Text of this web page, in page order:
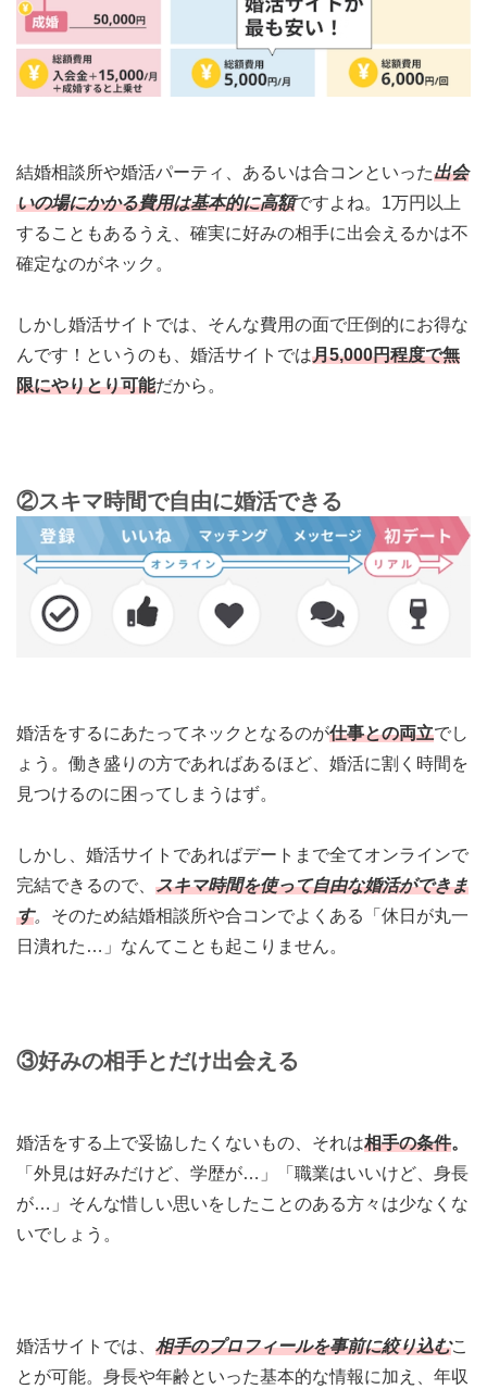
結婚相談所や婚活パーティ、あるいは合コンといった出会
いの場にかかる費用は基本的に高額ですよね。1万円以上
することもあるうえ、確実に好みの相手に出会えるかは不
確定なのがネック。
しかし婚活サイトでは、そんな費用の面で圧倒的にお得な
んです！というのも、婚活サイトでは月5,000円程度で無
限にやりとり可能だから。
②スキマ時間で自由に婚活できる
婚活をするにあたってネックとなるのが仕事との両立でし
ょう。働き盛りの方であればあるほど、婚活に割く時間を
見つけるのに困ってしまうはず。
しかし、婚活サイトであればデートまで全てオンラインで
完結できるので、 スキマ時間を使って自由な婚活ができま
す。 そのため結婚相談所や合コンでよくある「休日が丸一
日潰れた…」なんてことも起こりません。
③好みの相手とだけ出会える
婚活をする上で妥協したくないもの、それは相手の条件。
「外見は好みだけど、学歴が…」「職業はいいけど、身長
が…」そんな惜しい思いをしたことのある方々は少なくな
いでしょう。
婚活サイトでは、 相手のプロフィールを事前に絞り込むこ
とが可能。身長や年齢といった基本的な情報に加え、年収